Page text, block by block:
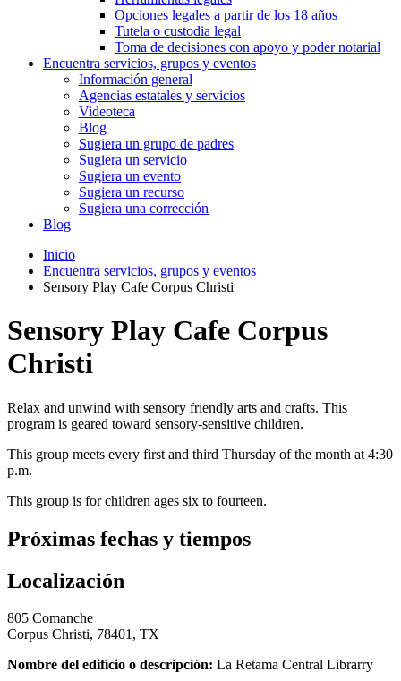
Opciones legales a partir de los 18 años
Tutela o custodia legal
Toma de decisiones con apoyo y poder notarial
Encuentra servicios, grupos y eventos
Información general
Agencias estatales y servicios
Videoteca
Blog
Sugiera un grupo de padres
Sugiera un servicio
Sugiera un evento
Sugiera un recurso
Sugiera una corrección
Blog
Inicio
Encuentra servicios, grupos y eventos
Sensory Play Cafe Corpus Christi
Sensory Play Cafe Corpus
Christi
Relax and unwind with sensory friendly arts and crafts. This
program is geared toward sensory-sensitive children.
This group meets every first and third Thursday of the month at 4:30
p.m.
This group is for children ages six to fourteen.
Próximas fechas y tiempos
Localización
805 Comanche
Corpus Christi, 78401, TX
Nombre del edificio o descripción: La Retama Central Librarry